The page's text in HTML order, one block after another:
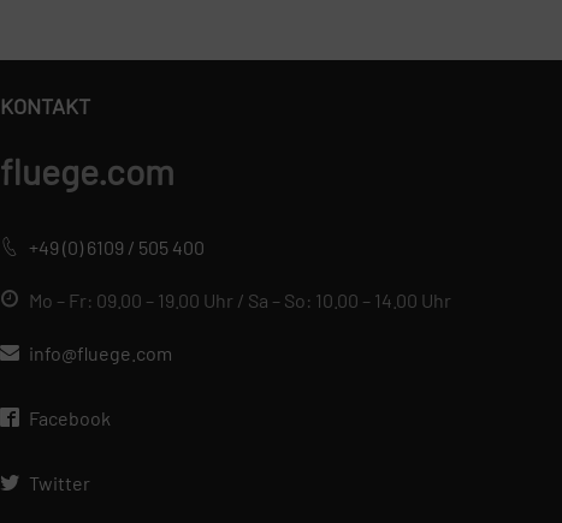
KONTAKT
fluege.com
+49 (0) 6109 / 505 400
Mo – Fr: 09.00 – 19.00 Uhr / Sa – So: 10.00 – 14.00 Uhr
info@fluege.com
Facebook
Twitter